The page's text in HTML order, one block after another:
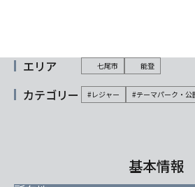
エリア 七尾市 能登
カテゴリー #レジャー #テーマパーク・公
基本情報